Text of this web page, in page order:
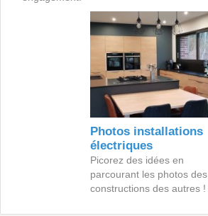
Photos installations
électriques
Picorez des idées en
parcourant les photos des
constructions des autres !